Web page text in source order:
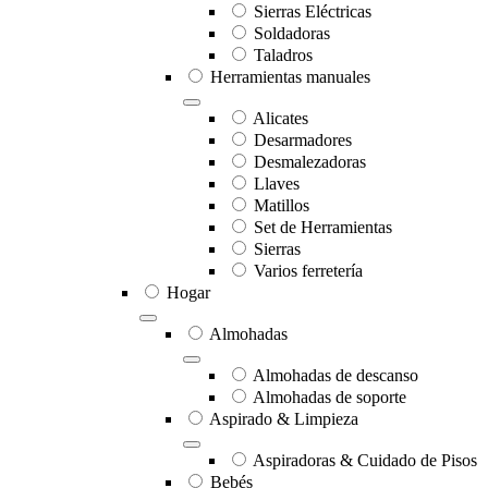
Sierras Eléctricas
Soldadoras
Taladros
Herramientas manuales
Alicates
Desarmadores
Desmalezadoras
Llaves
Matillos
Set de Herramientas
Sierras
Varios ferretería
Hogar
Almohadas
Almohadas de descanso
Almohadas de soporte
Aspirado & Limpieza
Aspiradoras & Cuidado de Pisos
Bebés